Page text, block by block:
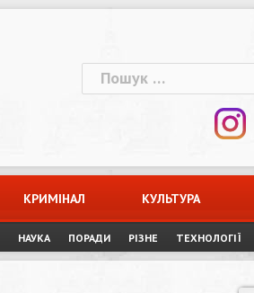
Пошук:
КРИМІНАЛ КУЛЬТУРА
НАУКА ПОРАДИ РІЗНЕ ТЕХНОЛОГІЇ